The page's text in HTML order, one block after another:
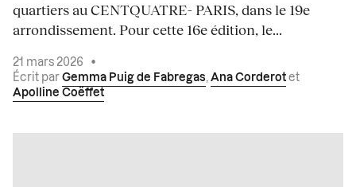
quartiers au CENTQUATRE- PARIS, dans le 19e
arrondissement. Pour cette 16e édition, le...
21 mars 2026
•
Écrit par Gemma Puig de Fabregas, Ana Corderot et
Apolline Coëffet